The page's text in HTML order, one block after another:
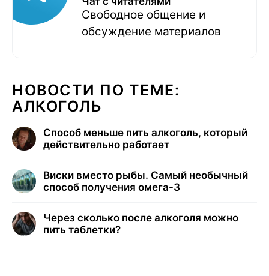
Свободное общение и
обсуждение материалов
НОВОСТИ ПО ТЕМЕ:
АЛКОГОЛЬ
Способ меньше пить алкоголь, который
действительно работает
Виски вместо рыбы. Самый необычный
способ получения омега-3
Через сколько после алкоголя можно
пить таблетки?